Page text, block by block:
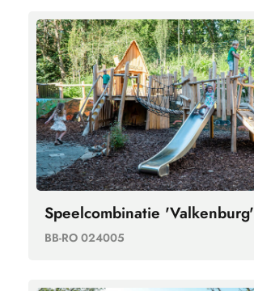
Speelcombinatie 'Valkenburg'
BB-RO 024005